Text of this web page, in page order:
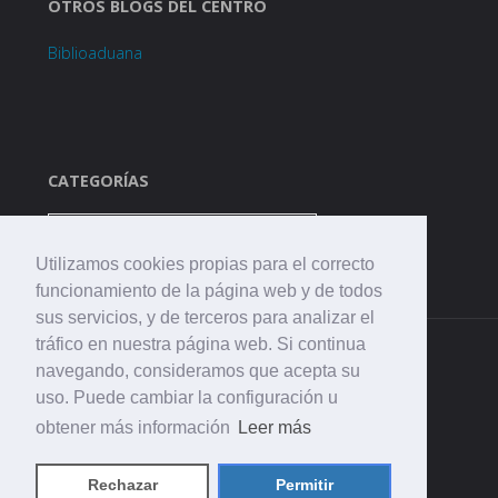
Utilizamos cookies propias para el correcto
funcionamiento de la página web y de todos
sus servicios, y de terceros para analizar el
tráfico en nuestra página web. Si continua
navegando, consideramos que acepta su
uso. Puede cambiar la configuración u
obtener más información
Leer más
Rechazar Permitir
OTROS BLOGS DEL CENTRO
Biblioaduana
CATEGORÍAS